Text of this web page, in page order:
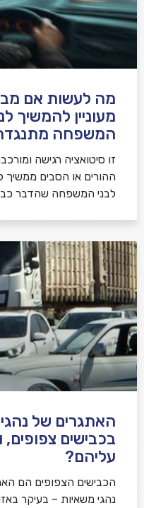
מה לעשות אם
מעוניין להמשיך
המשפחה
זו סיטואציה רגישה
ההורים או הסבים ממשיך
לבני המשפחה שהדבר כבר
האתגרים של
בכבישים
עליהם?
הכבישים הצפופים הם
נהגי משאיות – בעיקר